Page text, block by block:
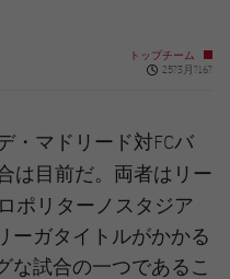
トップチーム
Published
25?3月?16?
・マドリード対FCバ
は目前だ。両者は リー
ポリターノスタジア
ーガタイトルがかかる
な試合の一つであるこ